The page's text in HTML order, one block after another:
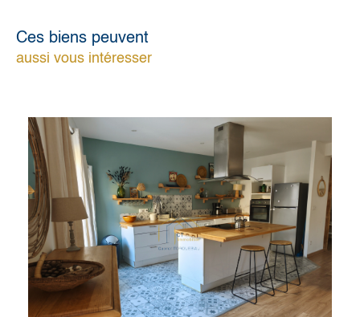
Ces biens peuvent
aussi vous intéresser